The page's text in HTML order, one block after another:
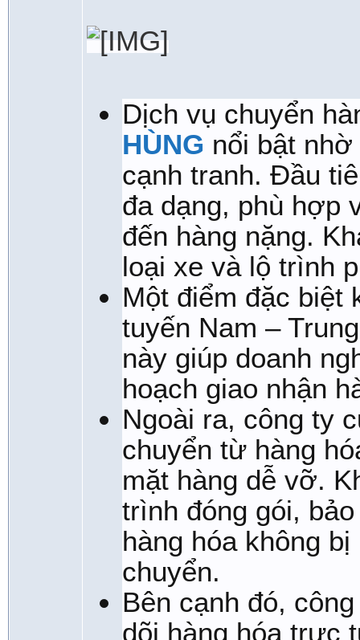
Dịch vụ chuyển
HÙNG nổi bật
cạnh tranh. Đầu
đa dạng, phù hợp
đến hàng nặng.
loại xe và lộ trình
Một điểm đặc biệt
tuyến Nam –
này giúp doanh
hoạch giao nhận
Ngoài ra, công ty
chuyển từ hàng
mặt hàng dễ vỡ.
trình đóng gói,
hàng hóa không
chuyển.
Bên cạnh đó,
dõi hàng hóa trực